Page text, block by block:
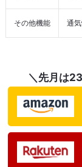
その他機能 通
＼先月は